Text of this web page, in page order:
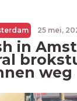
25 mei,
in
weg